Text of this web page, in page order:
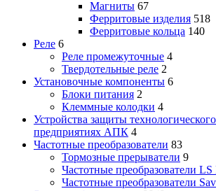
Магниты 67
Ферритовые изделия 518
Ферритовые кольца 140
Реле 6
Реле промежуточные 4
Твердотельные реле 2
Установочные компоненты 6
Блоки питания 2
Клеммные колодки 4
Устройства защиты
предприятиях АПК 4
Частотные преобразователи 83
Тормозные прерыватели 9
Частотные преобразователи LS
Частотные преобразователи